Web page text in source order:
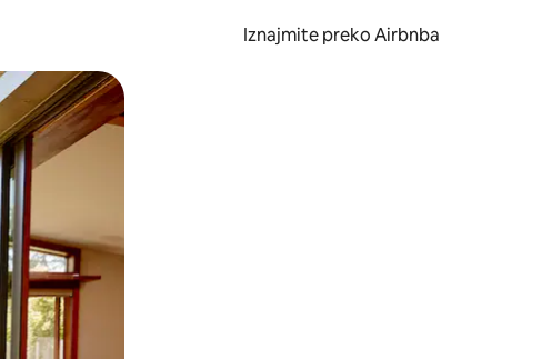
Iznajmite preko Airbnba